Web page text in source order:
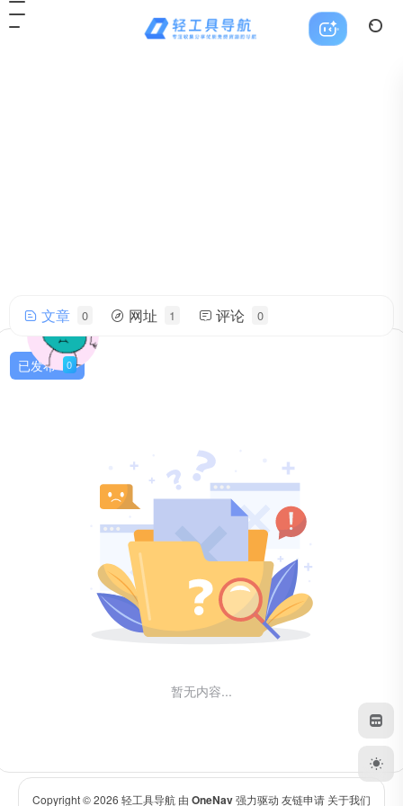
CKG48
文章 0 网址 1 评论 0
已发布 0
暂无内容...
Copyright © 2026 轻工具导航 由 OneNav强力驱动 友链申请 关于我们